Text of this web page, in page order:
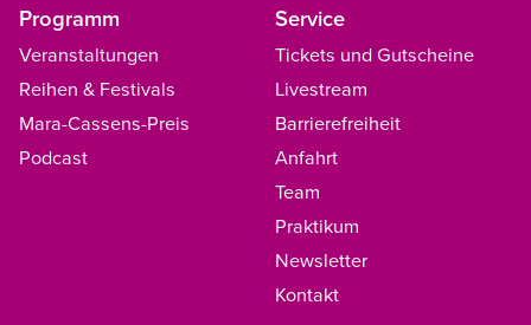
Programm
Veranstaltungen
Reihen & Festivals
Mara-Cassens-Preis
Podcast
Service
Tickets und Gutscheine
Livestream
Barrierefreiheit
Anfahrt
Team
Praktikum
Newsletter
Kontakt